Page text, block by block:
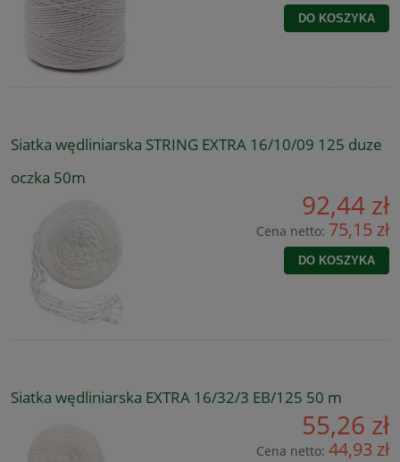
DO KOSZYKA
Siatka wędliniarska STRING EXTRA 16/10/09 125 duze
oczka 50m
92,44 zł
Cena netto: 75,15 zł
DO KOSZYKA
Siatka wędliniarska EXTRA 16/32/3 EB/125 50 m
55,26 zł
Cena netto: 44,93 zł